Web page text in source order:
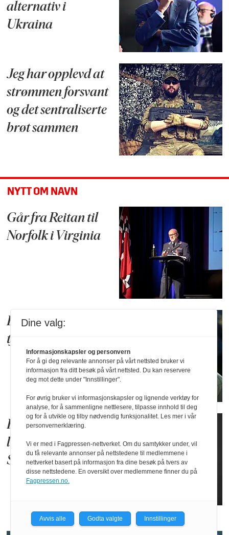
alternativ i
Ukraina
Jeg har opplevd at
strømmen forsvant
og det sentraliserte
brøt sammen
NYTT OM NAVN
Går fra Reitan til
Norfolk i Virginia
Blir sjef for E-
tjenesten
Han er ny dagleg
leiar for
Sønstebyfondet
Dine valg:
Informasjonskapsler og personvern
For å gi deg relevante annonser på vårt nettsted bruker vi
informasjon fra ditt besøk på vårt nettsted. Du kan reservere
deg mot dette under "Innstillinger".
For øvrig bruker vi informasjonskapsler og lignende verktøy for
analyse, for å sammenligne nettlesere, tilpasse innhold til deg
og for å utvikle og tilby nødvendig funksjonalitet. Les mer i vår
personvernerklæring.
Vi er med i Fagpressen-nettverket. Om du samtykker under, vil
du få relevante annonser på nettstedene til medlemmene i
nettverket basert på informasjon fra dine besøk på tvers av
disse nettstedene. En oversikt over medlemmene finner du på
Fagpressen.no.
Avvis alle Godta valgte Innstillinger